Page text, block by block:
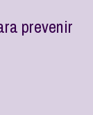
prevenir